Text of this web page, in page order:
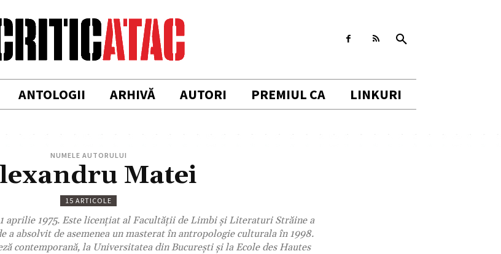
ANTOLOGII ARHIVĂ AUTORI PREMIUL CA LINKURI
NUMELE AUTORULUI
Matei
15 ARTICOLE
aprilie 1975. Este licenţiat al Facultăţii de Limbi şi Literaturi Străine a
a absolvit de asemenea un masterat în antropologie culturala în 1998.
contemporană, la Universitatea din Bucureşti şi la Ecole des Hautes